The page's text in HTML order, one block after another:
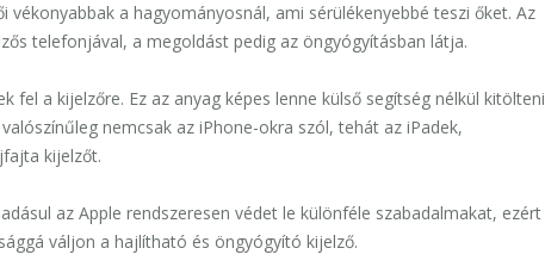
a hagyományosnál, ami sérülékenyebbé teszi őket. Az
telefonjával, a megoldást pedig az öngyógyításban látja.
fel a kijelzőre. Ez az anyag képes lenne külső segítség nélkül kitölteni
nemcsak az iPhone-okra szól, tehát az iPadek,
kijelzőt.
az Apple rendszeresen védet le különféle szabadalmakat, ezért
váljon a hajlítható és öngyógyító kijelző.